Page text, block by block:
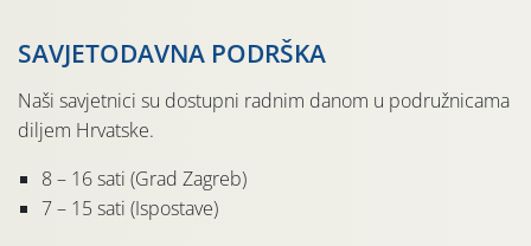
SAVJETODAVNA PODRŠKA
Naši savjetnici su dostupni radnim danom u podružnicama
diljem Hrvatske.
8 – 16 sati (Grad Zagreb)
7 – 15 sati (Ispostave)